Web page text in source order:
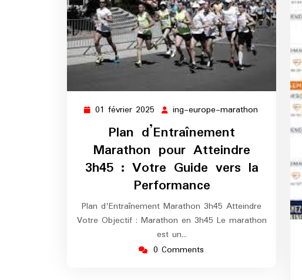
01 février 2025 01
février
2025
ing-europe-marathon
Plan d’Entraînement
Marathon pour Atteindre
3h45 : Votre Guide vers la
Performance
Plan d'Entraînement Marathon 3h45 Atteindre
Votre Objectif : Marathon en 3h45 Le marathon
est un…
0 Comments